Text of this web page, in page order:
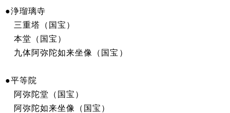
●浄瑠璃寺
三重塔（国宝）
本堂（国宝）
九体阿弥陀如来坐像（国宝）
●平等院
阿弥陀堂（国宝）
阿弥陀如来坐像（国宝）